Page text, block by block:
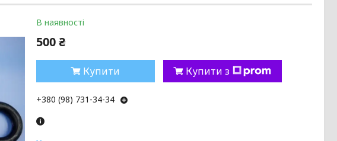
В наявності
500 ₴
Купити Купити з
+380 (98) 731-34-34